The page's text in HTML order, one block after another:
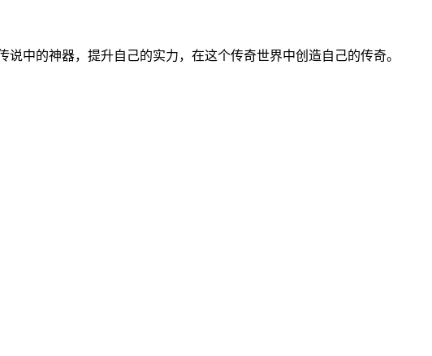
中的神器，提升自己的实力，在这个传奇世界中创造自己的传奇。